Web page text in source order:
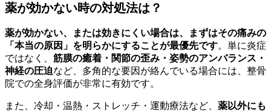
薬が効かない時の対処法は？
薬が効かない、または効きにくい場合は、まずはその痛みの
「本当の原因」を明らかにすることが最優先です。単に炎症
ではなく、 筋膜の癒着・関節の歪み・姿勢のアンバランス・
神経の圧迫など、多角的な要因が絡んでいる場合には、整骨
院での全身評価が非常に有効です。
また、冷却・温熱・ストレッチ・運動療法など、 薬以外にも